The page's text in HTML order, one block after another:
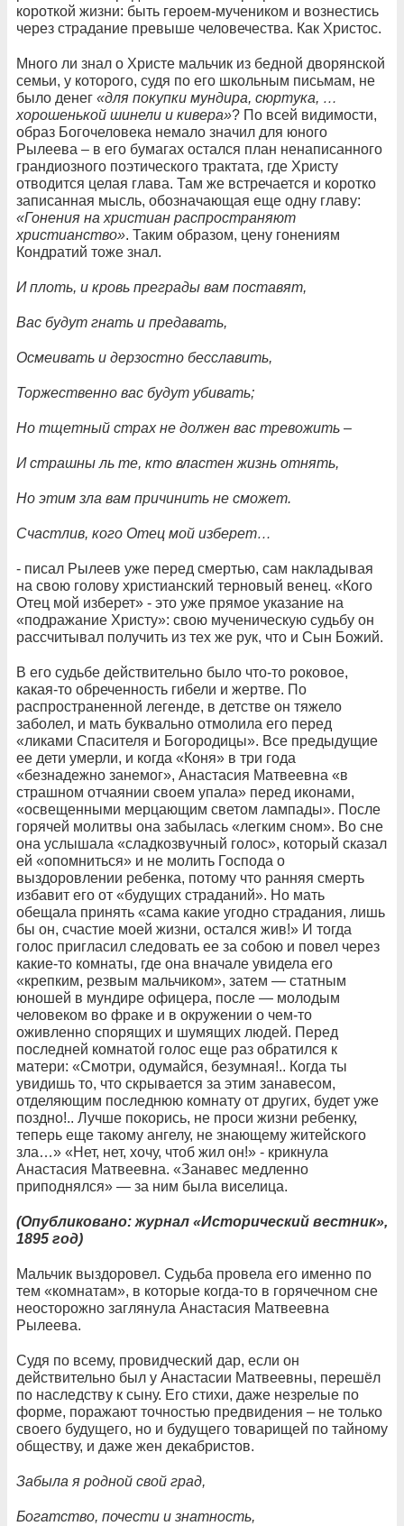
короткой жизни: быть героем-мучеником и вознестись
через страдание превыше человечества. Как Христос.
Много ли знал о Христе мальчик из бедной дворянской
семьи, у которого, судя по его школьным письмам, не
было денег «для покупки мундира, сюртука, …
хорошенькой шинели и кивера»? По всей видимости,
образ Богочеловека немало значил для юного
Рылеева – в его бумагах остался план ненаписанного
грандиозного поэтического трактата, где Христу
отводится целая глава. Там же встречается и коротко
записанная мысль, обозначающая еще одну главу:
«Гонения на христиан распространяют
христианство». Таким образом, цену гонениям
Кондратий тоже знал.
И плоть, и кровь преграды вам поставят,
Вас будут гнать и предавать,
Осмеивать и дерзостно бесславить,
Торжественно вас будут убивать;
Но тщетный страх не должен вас тревожить –
И страшны ль те, кто властен жизнь отнять,
Но этим зла вам причинить не сможет.
Счастлив, кого Отец мой изберет…
- писал Рылеев уже перед смертью, сам накладывая
на свою голову христианский терновый венец. «Кого
Отец мой изберет» - это уже прямое указание на
«подражание Христу»: свою мученическую судьбу он
рассчитывал получить из тех же рук, что и Сын Божий.
В его судьбе действительно было что-то роковое,
какая-то обреченность гибели и жертве. По
распространенной легенде, в детстве он тяжело
заболел, и мать буквально отмолила его перед
«ликами Спасителя и Богородицы». Все предыдущие
ее дети умерли, и когда «Коня» в три года
«безнадежно занемог», Анастасия Матвеевна «в
страшном отчаянии своем упала» перед иконами,
«освещенными мерцающим светом лампады». После
горячей молитвы она забылась «легким сном». Во сне
она услышала «сладкозвучный голос», который сказал
ей «опомниться» и не молить Господа о
выздоровлении ребенка, потому что ранняя смерть
избавит его от «будущих страданий». Но мать
обещала принять «сама какие угодно страдания, лишь
бы он, счастие моей жизни, остался жив!» И тогда
голос пригласил следовать ее за собою и повел через
какие-то комнаты, где она вначале увидела его
«крепким, резвым мальчиком», затем — статным
юношей в мундире офицера, после — молодым
человеком во фраке и в окружении о чем-то
оживленно спорящих и шумящих людей. Перед
последней комнатой голос еще раз обратился к
матери: «Смотри, одумайся, безумная!.. Когда ты
увидишь то, что скрывается за этим занавесом,
отделяющим последнюю комнату от других, будет уже
поздно!.. Лучше покорись, не проси жизни ребенку,
теперь еще такому ангелу, не знающему житейского
зла…» «Нет, нет, хочу, чтоб жил он!» - крикнула
Анастасия Матвеевна. «Занавес медленно
приподнялся» — за ним была виселица.
(Опубликовано: журнал «Исторический вестник»,
1895 год)
Мальчик выздоровел. Судьба провела его именно по
тем «комнатам», в которые когда-то в горячечном сне
неосторожно заглянула Анастасия Матвеевна
Рылеева.
Судя по всему, провидческий дар, если он
действительно был у Анастасии Матвеевны, перешёл
по наследству к сыну. Его стихи, даже незрелые по
форме, поражают точностью предвидения – не только
своего будущего, но и будущего товарищей по тайному
обществу, и даже жен декабристов.
Забыла я родной свой град,
Богатство, почести и знатность,